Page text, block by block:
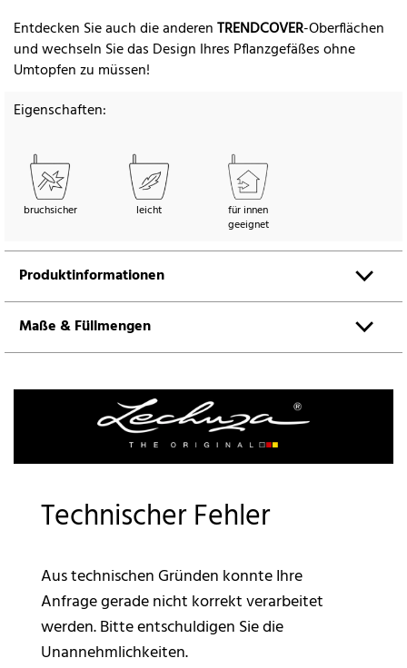
Entdecken Sie auch die anderenTRENDCOVER-Oberflächen
und wechseln Sie das Design Ihres Pflanzgefäßes ohne
Umtopfen zu müssen!
Eigenschaften:
bruchsicher leicht
für innen
geeignet
Produktinformationen
Maße & Füllmengen
Technischer Fehler
Aus technischen Gründen konnte Ihre
Anfrage gerade nicht korrekt verarbeitet
werden. Bitte entschuldigen Sie die
Unannehmlichkeiten.